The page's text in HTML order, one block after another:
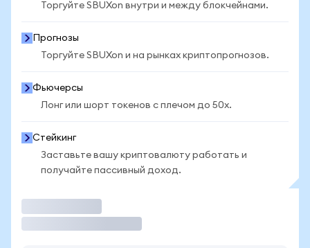
Торгуйте SBUXon внутри и между блокчейнами.
Прогнозы
Торгуйте SBUXon и на рынках криптопрогнозов.
Фьючерсы
Лонг или шорт токенов с плечом до 50x.
Стейкинг
Заставьте вашу криптовалюту работать и
получайте пассивный доход.